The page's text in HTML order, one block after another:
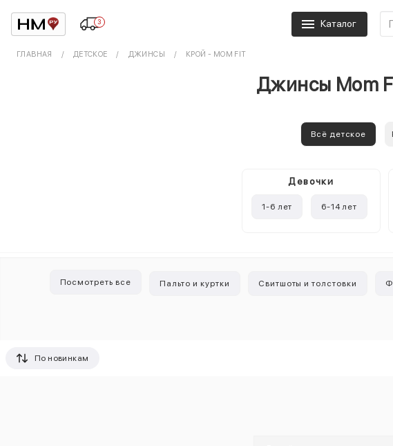
3 Каталог
ГЛАВНАЯ ДЕТСКОЕ ДЖИНСЫ КРОЙ - MOM FIT
Джинсы Mom
Всё детское
Девочки
1-6 лет 6-14 лет
Посмотреть все Пальто и куртки Свитшоты и толстовки
По новинкам